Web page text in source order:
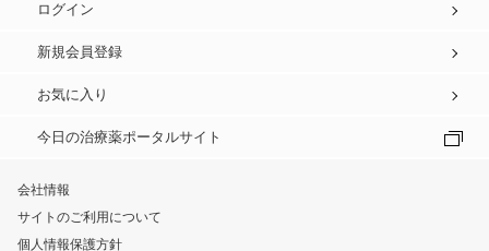
ログイン
新規会員登録
お気に入り
今日の治療薬ポータルサイト
会社情報
サイトのご利用について
個人情報保護方針